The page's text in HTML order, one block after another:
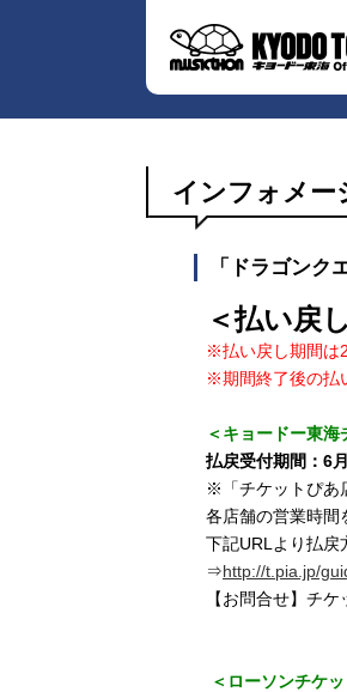
インフォメー
「ドラゴン
＜払い戻
※払い戻し期間は
※期間終了後の払
＜キョードー東
払戻受付期間：6
※「チケットぴあ
各店舗の営業時間
下記URLより払戻
⇒http://t.pia.jp/
【お問合せ】チ
＜ローソンチケ